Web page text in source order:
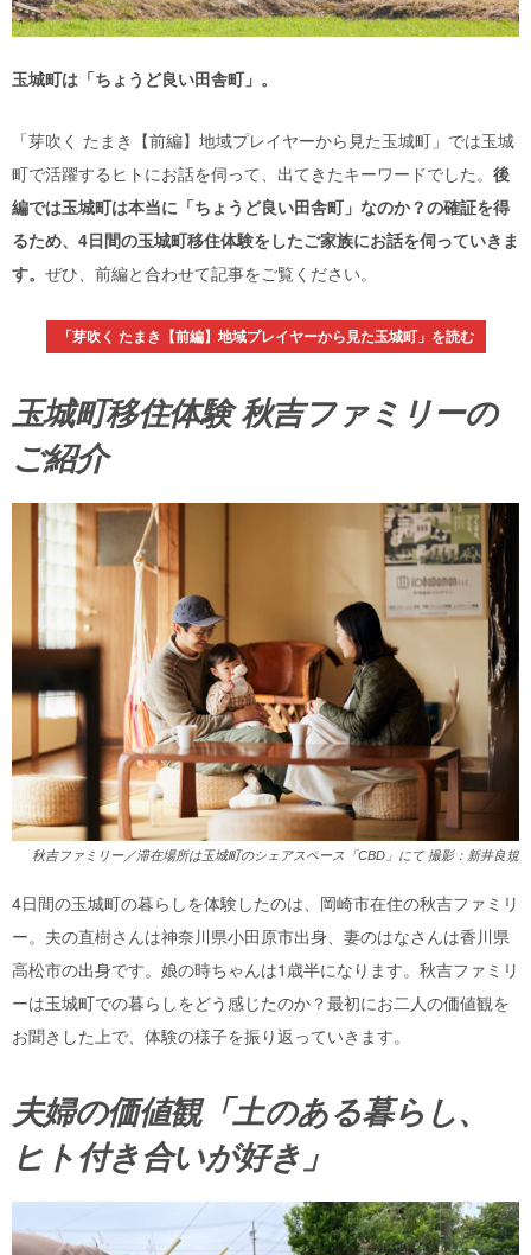
玉城町は「ちょうど良い田舎町」。
「芽吹く たまき【前編】地域プレイヤーから見た玉城町」では玉城
町で活躍するヒトにお話を伺って、出てきたキーワードでした。 後
編では玉城町は本当に「ちょうど良い田舎町」なのか？の確証を得
るため、4日間の玉城町移住体験をしたご家族にお話を伺っていきま
す。 ぜひ、前編と合わせて記事をご覧ください。
「芽吹く たまき【前編】地域プレイヤーから見た玉城町」を読む
玉城町移住体験 秋吉ファミリーの
ご紹介
秋吉ファミリー／滞在場所は玉城町のシェアスペース「CBD」にて 撮影：新井良規
4日間の玉城町の暮らしを体験したのは、岡崎市在住の秋吉ファミリ
ー。夫の直樹さんは神奈川県小田原市出身、妻のはなさんは香川県
高松市の出身です。娘の時ちゃんは1歳半になります。秋吉ファミリ
ーは玉城町での暮らしをどう感じたのか？最初にお二人の価値観を
お聞きした上で、体験の様子を振り返っていきます。
夫婦の価値観「土のある暮らし、
ヒト付き合いが好き」